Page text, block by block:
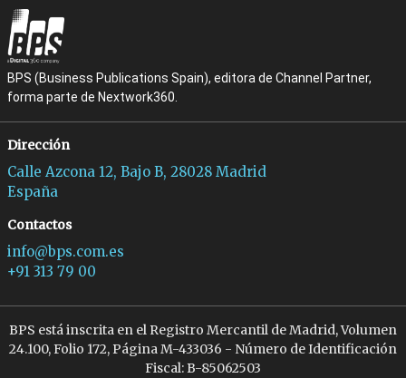
BPS (Business Publications Spain), editora de Channel Partner,
forma parte de Nextwork360.
Dirección
Calle Azcona 12, Bajo B, 28028 Madrid
España
Contactos
info@bps.com.es
+91 313 79 00
BPS está inscrita en el Registro Mercantil de Madrid, Volumen
24.100, Folio 172, Página M-433036 - Número de Identificación
Fiscal: B-85062503